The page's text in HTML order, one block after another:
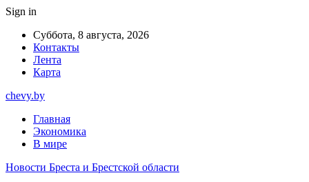
Sign in
Суббота, 8 августа, 2026
Контакты
Лента
Карта
chevy.by
Главная
Экономика
В мире
Новости Бреста и Брестской области